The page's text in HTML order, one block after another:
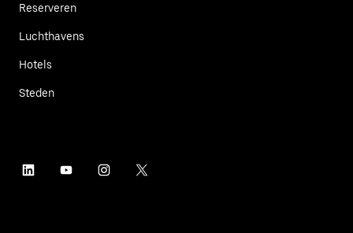
Reserveren
Luchthavens
Hotels
Steden